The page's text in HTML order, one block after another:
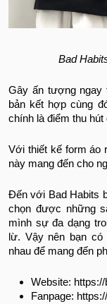
Bad
Gây ấn tượng ngay
bản kết hợp cùng
chính là điểm thu
Với thiết kế form áo
này mang đến cho
Đến với Bad Habits
chọn được những
mình sự đa dạng
lừ. Vậy nên bạn
nhau để mang đến
Website:
Fanpage: